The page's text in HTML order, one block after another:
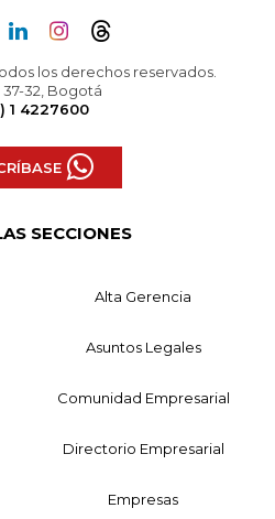
los derechos reservados.
37-32, Bogotá
1 4227600
SECCIONES
Alta Gerencia
Asuntos Legales
Comunidad Empresarial
Directorio Empresarial
Empresas